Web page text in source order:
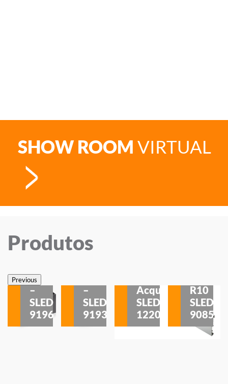
SHOW ROOM VIRTUAL
Produtos
PreviousSobrepor
–
SLED
9196
–
SLED
9193
Acqua
SLED
1220
R10
SLED
9085